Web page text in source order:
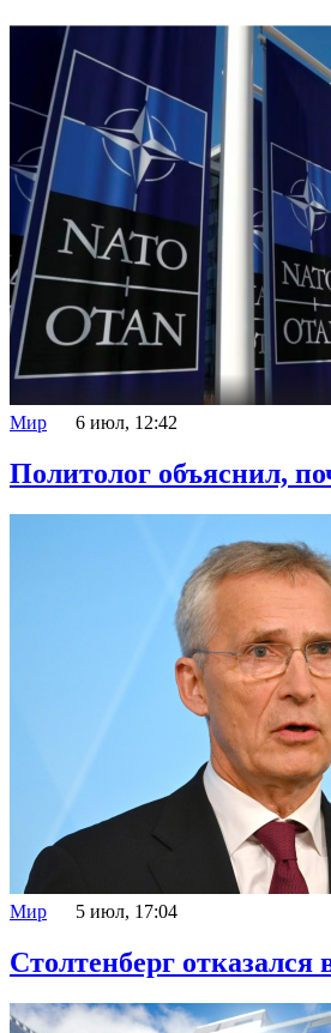
Мир 6 июл, 12:42
Политолог объяснил,
Мир 5 июл, 17:04
Столтенберг